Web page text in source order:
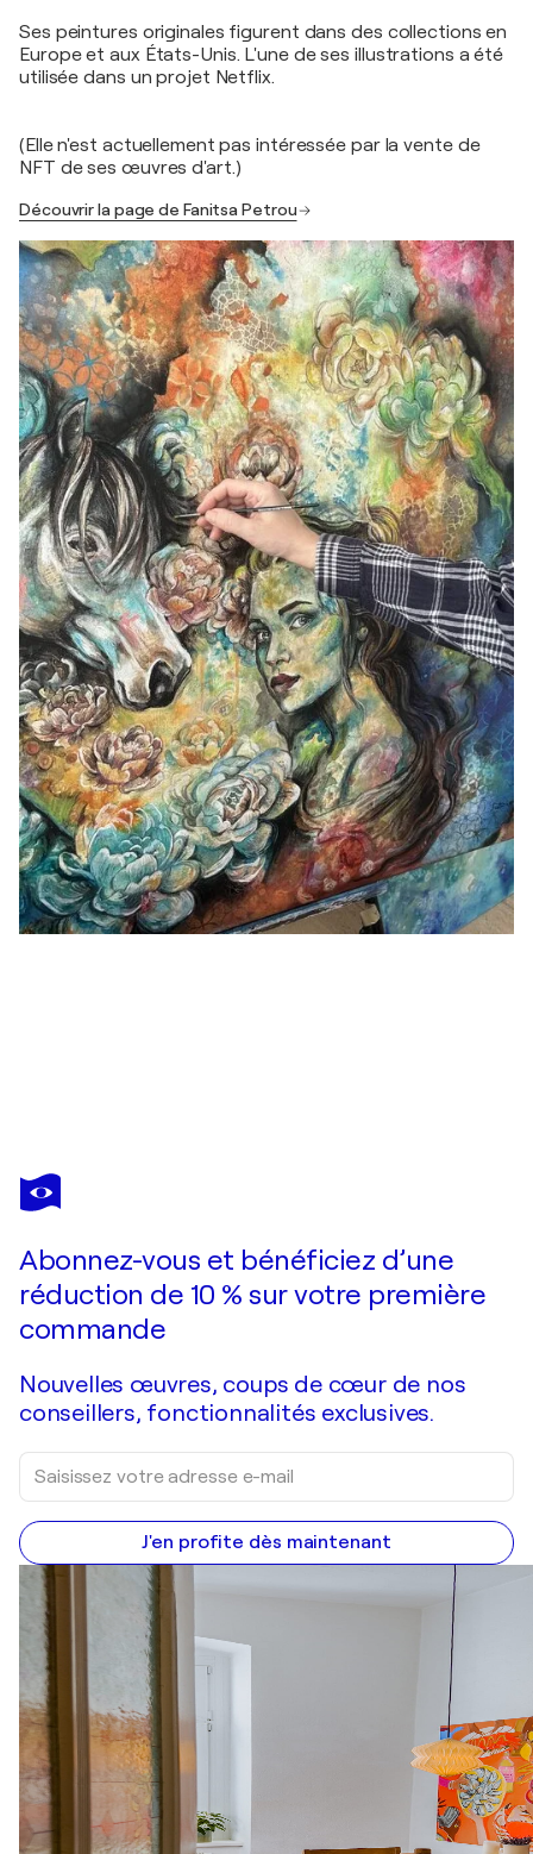
Ses peintures originales figurent dans des collections en
Europe et aux États-Unis. L'une de ses illustrations a été
utilisée dans un projet Netflix.
(Elle n'est actuellement pas intéressée par la vente de
NFT de ses œuvres d'art.)
Découvrir la page de Fanitsa Petrou
FANITSA PETROU
Lady of the Peacocks
Abonnez-vous et bénéficiez d’une
réduction de 10 % sur votre première
commande
Nouvelles œuvres, coups de cœur de nos
conseillers, fonctionnalités exclusives.
J'en profite dès maintenant